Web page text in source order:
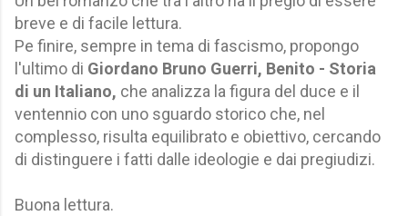
breve e di facile lettura.
Pe finire, sempre in tema di fascismo, propongo
l'ultimo di Giordano Bruno Guerri, Benito - Storia
di un Italiano, che analizza la figura del duce e il
ventennio con uno sguardo storico che, nel
complesso, risulta equilibrato e obiettivo, cercando
di distinguere i fatti dalle ideologie e dai pregiudizi.
Buona lettura.